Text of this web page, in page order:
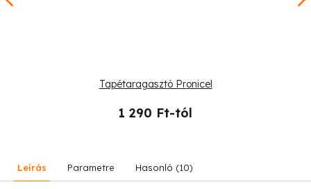
Tapétaragasztó Pronicel
1 290 Ft-tól
Leírás Parametre Hasonló (10)